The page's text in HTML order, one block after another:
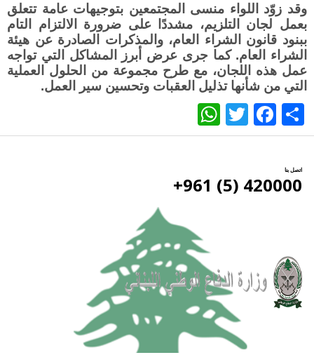
وقد زوّد اللواء منسى المجتمعين بتوجيهات عامة تتعلق
بعمل لجان التلزيم، مشددًا على ضرورة الالتزام التام
ببنود قانون الشراء العام، والمذكرات الصادرة عن هيئة
الشراء العام. كما جرى عرض أبرز المشاكل التي تواجه
عمل هذه اللجان، مع طرح مجموعة من الحلول العملية
التي من شأنها تذليل العقبات وتحسين سير العمل.
Share
Facebook
Twitter
اتصل بنا
420000 (5) 961+